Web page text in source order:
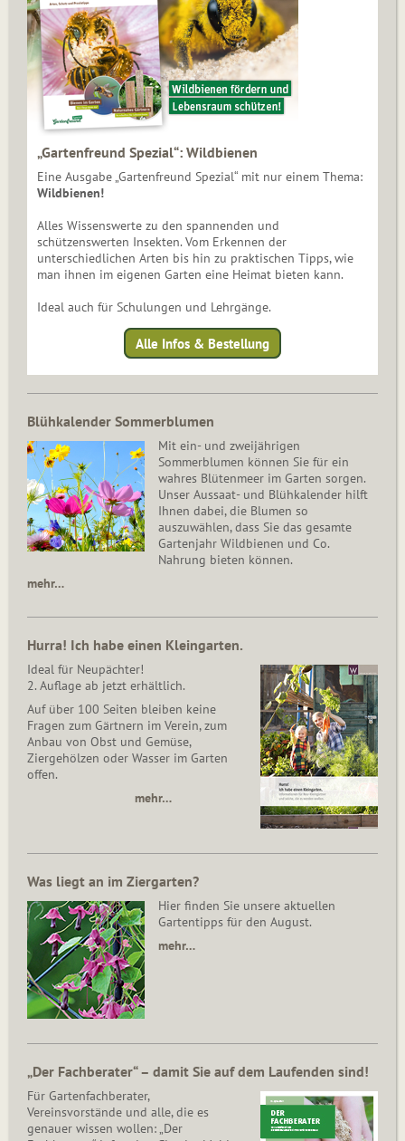
„Gartenfreund Spezial“: Wildbienen
Eine Ausgabe „Gartenfreund Spezial“ mit nur einem Thema:
Wildbienen!
Alles Wissenswerte zu den spannenden und
schützenswerten Insekten. Vom Erkennen der
unterschiedlichen Arten bis hin zu praktischen Tipps, wie
man ihnen im eigenen Garten eine Heimat bieten kann.
Ideal auch für Schulungen und Lehrgänge.
Alle Infos & Bestellung
Blühkalender Sommerblumen
Mit ein- und zweijährigen
Sommerblumen können Sie für ein
wahres Blütenmeer im Garten sorgen.
Unser Aussaat- und Blühkalender hilft
Ihnen dabei, die Blumen so
auszuwählen, dass Sie das gesamte
Gartenjahr Wildbienen und Co.
Nahrung bieten können.
mehr…
Hurra! Ich habe einen Kleingarten.
Ideal für Neupächter!
2. Auflage ab jetzt erhältlich.
Auf über 100 Seiten bleiben keine
Fragen zum Gärtnern im Verein, zum
Anbau von Obst und Gemüse,
Ziergehölzen oder Wasser im Garten
offen.
mehr…
Was liegt an im Ziergarten?
Hier finden Sie unsere aktuellen
Gartentipps für den August.
mehr…
„Der Fachberater“ – damit Sie auf dem Laufenden sind!
Für Gartenfachberater,
Vereinsvorstände und alle, die es
genauer wissen wollen: „Der